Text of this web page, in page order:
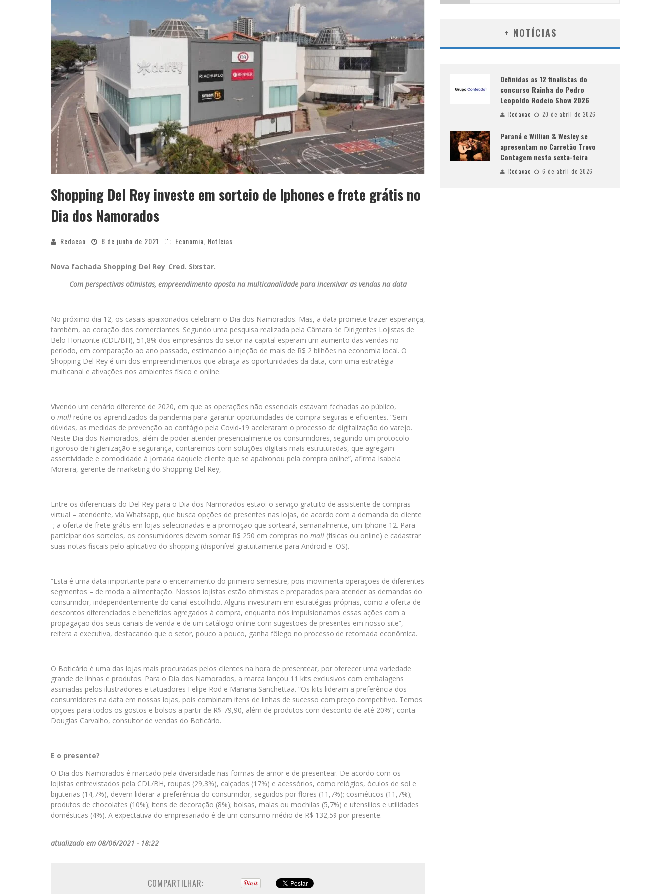
Shopping Del Rey investe em sorteio de Iphones e frete grátis no
Dia dos Namorados
Redacao 8 de junho de 2021 Economia Notícias
Nova fachada Shopping Del Rey_Cred. Sixstar.
Com perspectivas otimistas, empreendimento aposta na multicanalidade para incentivar as vendas na data
No próximo dia 12, os casais apaixonados celebram o Dia dos Namorados. Mas, a data promete trazer esperança,
também, ao coração dos comerciantes. Segundo uma pesquisa realizada pela Câmara de Dirigentes Lojistas de
Belo Horizonte (CDL/BH), 51,8% dos empresários do setor na capital esperam um aumento das vendas no
período, em comparação ao ano passado, estimando a injeção de mais de R$ 2 bilhões na economia local. O
Shopping Del Rey é um dos empreendimentos que abraça as oportunidades da data, com uma estratégia
multicanal e ativações nos ambientes físico e online.
Vivendo um cenário diferente de 2020, em que as operações não essenciais estavam fechadas ao público,
o mall reúne os aprendizados da pandemia para garantir oportunidades de compra seguras e eficientes. “Sem
dúvidas, as medidas de prevenção ao contágio pela Covid-19 aceleraram o processo de digitalização do varejo.
Neste Dia dos Namorados, além de poder atender presencialmente os consumidores, seguindo um protocolo
rigoroso de higienização e segurança, contaremos com soluções digitais mais estruturadas, que agregam
assertividade e comodidade à jornada daquele cliente que se apaixonou pela compra online”, afirma Isabela
Moreira, gerente de marketing do Shopping Del Rey,
Entre os diferenciais do Del Rey para o Dia dos Namorados estão: o serviço gratuito de assistente de compras
virtual – atendente, via Whatsapp, que busca opções de presentes nas lojas, de acordo com a demanda do cliente
-; a oferta de frete grátis em lojas selecionadas e a promoção que sorteará, semanalmente, um Iphone 12. Para
participar dos sorteios, os consumidores devem somar R$ 250 em compras no mall (físicas ou online) e cadastrar
suas notas fiscais pelo aplicativo do shopping (disponível gratuitamente para Android e IOS).
“Esta é uma data importante para o encerramento do primeiro semestre, pois movimenta operações de diferentes
segmentos – de moda a alimentação. Nossos lojistas estão otimistas e preparados para atender as demandas do
consumidor, independentemente do canal escolhido. Alguns investiram em estratégias próprias, como a oferta de
descontos diferenciados e benefícios agregados à compra, enquanto nós impulsionamos essas ações com a
propagação dos seus canais de venda e de um catálogo online com sugestões de presentes em nosso site”,
reitera a executiva, destacando que o setor, pouco a pouco, ganha fôlego no processo de retomada econômica.
O Boticário é uma das lojas mais procuradas pelos clientes na hora de presentear, por oferecer uma variedade
grande de linhas e produtos. Para o Dia dos Namorados, a marca lançou 11 kits exclusivos com embalagens
assinadas pelos ilustradores e tatuadores Felipe Rod e Mariana Sanchettaa. “Os kits lideram a preferência dos
consumidores na data em nossas lojas, pois combinam itens de linhas de sucesso com preço competitivo. Temos
opções para todos os gostos e bolsos a partir de R$ 79,90, além de produtos com desconto de até 20%”, conta
Douglas Carvalho, consultor de vendas do Boticário.
E o presente?
O Dia dos Namorados é marcado pela diversidade nas formas de amor e de presentear. De acordo com os
lojistas entrevistados pela CDL/BH, roupas (29,3%), calçados (17%) e acessórios, como relógios, óculos de sol e
bijuterias (14,7%), devem liderar a preferência do consumidor, seguidos por flores (11,7%); cosméticos (11,7%);
produtos de chocolates (10%); itens de decoração (8%); bolsas, malas ou mochilas (5,7%) e utensílios e utilidades
domésticas (4%). A expectativa do empresariado é de um consumo médio de R$ 132,59 por presente.
atualizado em 08/06/2021 - 18:22
COMPARTILHAR:
+ NOTÍCIAS
Definidas as 12 finalistas do
concurso Rainha do Pedro
Leopoldo Rodeio Show 2026
Redacao 20 de abril de 2026
Paraná e Willian & Wesley se
apresentam no Carretão Trevo
Contagem nesta sexta-feira
Redacao 6 de abril de 2026